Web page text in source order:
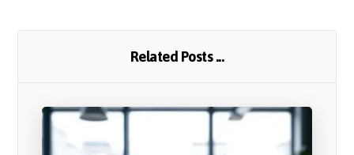
Related Posts ...